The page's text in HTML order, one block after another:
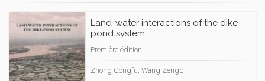
Land-water interactions of the dike-
pond system
Première édition
Zhong Gongfu, Wang Zengqi